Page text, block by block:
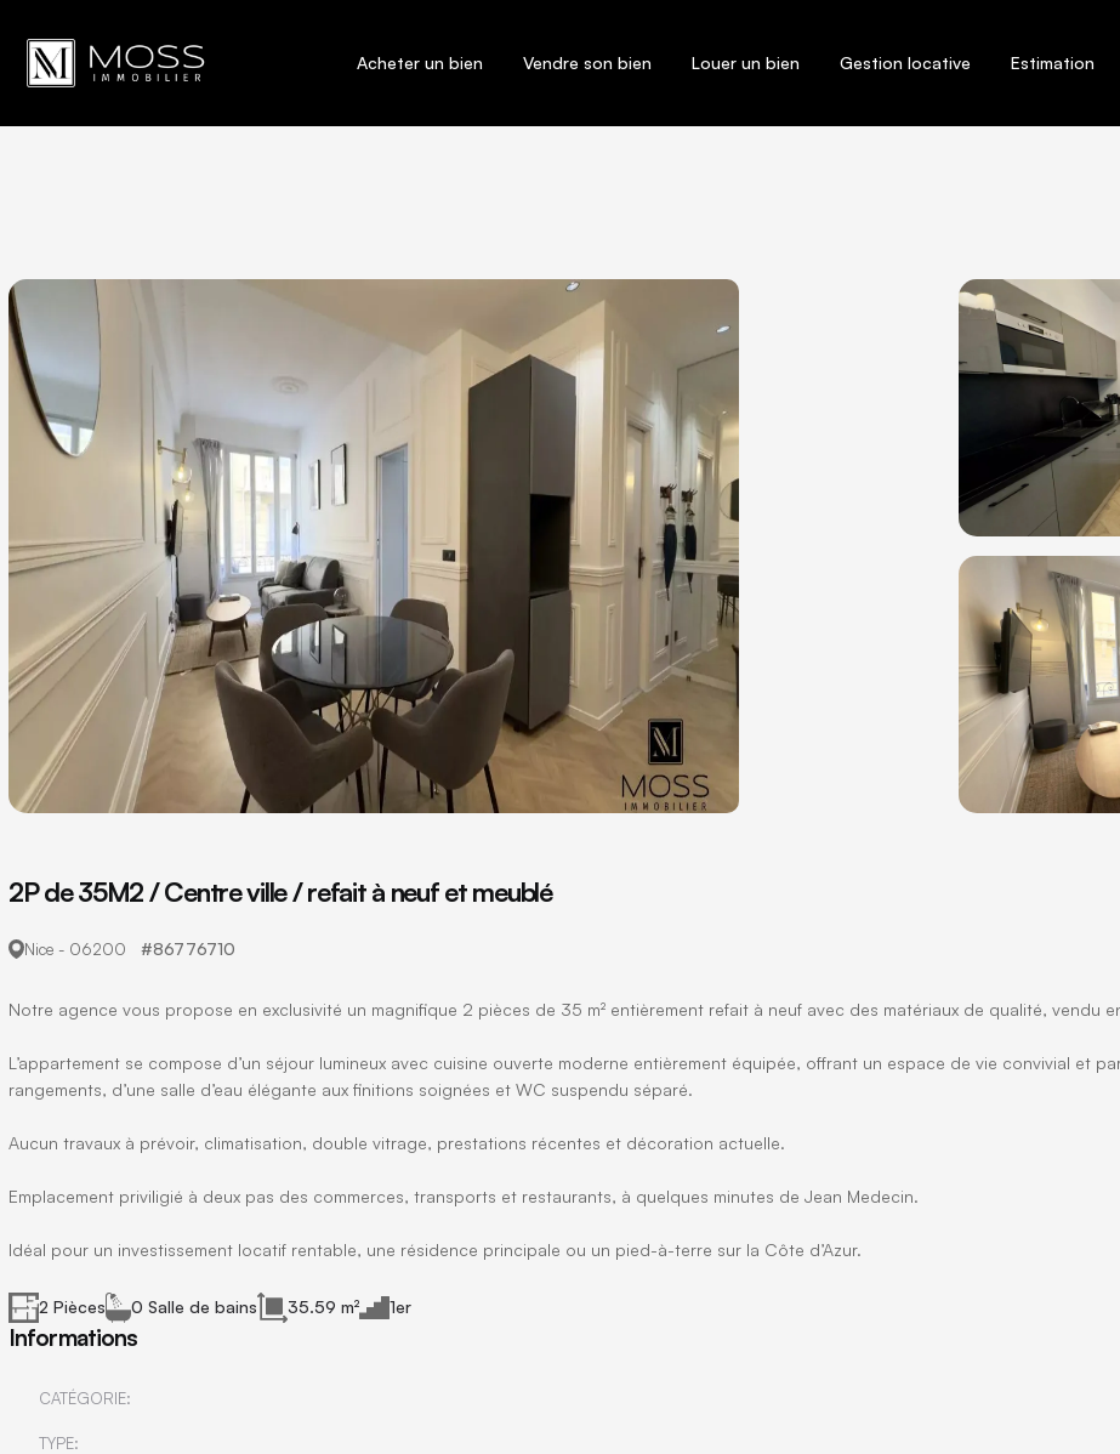
Acheter un bien Vendre son bien Louer un bien Gestion locative Estimation
2P de 35M2 / Centre ville / refait à neuf et meublé
Nice - 06200 #86776710
Notre agence vous propose en exclusivité un magnifique 2 pièces de 35 m² entièrement refait à neuf avec des matériaux de qualité, vendu
L’appartement se compose d’un séjour lumineux avec cuisine ouverte moderne entièrement équipée, offrant un espace de vie convivial et
rangements, d’une salle d’eau élégante aux finitions soignées et WC suspendu séparé.
Aucun travaux à prévoir, climatisation, double vitrage, prestations récentes et décoration actuelle.
Emplacement priviligié à deux pas des commerces, transports et restaurants, à quelques minutes de Jean Medecin.
Idéal pour un investissement locatif rentable, une résidence principale ou un pied-à-terre sur la Côte d’Azur.
2 Pièces 0 Salle de bains 35.59 m² 1er
Informations
CATÉGORIE:
TYPE: